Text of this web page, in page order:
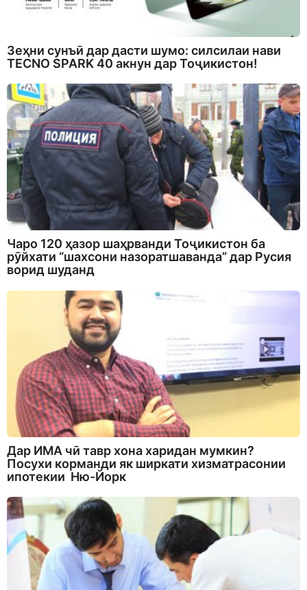
Зеҳни сунъӣ дар дасти шумо: силсилаи нави
TECNO SPARK 40 акнун дар Тоҷикистон!
Чаро 120 ҳазор шаҳрванди Тоҷикистон ба
рӯйхати “шахсони назоратшаванда” дар Русия
ворид шуданд
Дар ИМА чӣ тавр хона харидан мумкин?
Посухи корманди як ширкати хизматрасонии
ипотекии Ню-Йорк